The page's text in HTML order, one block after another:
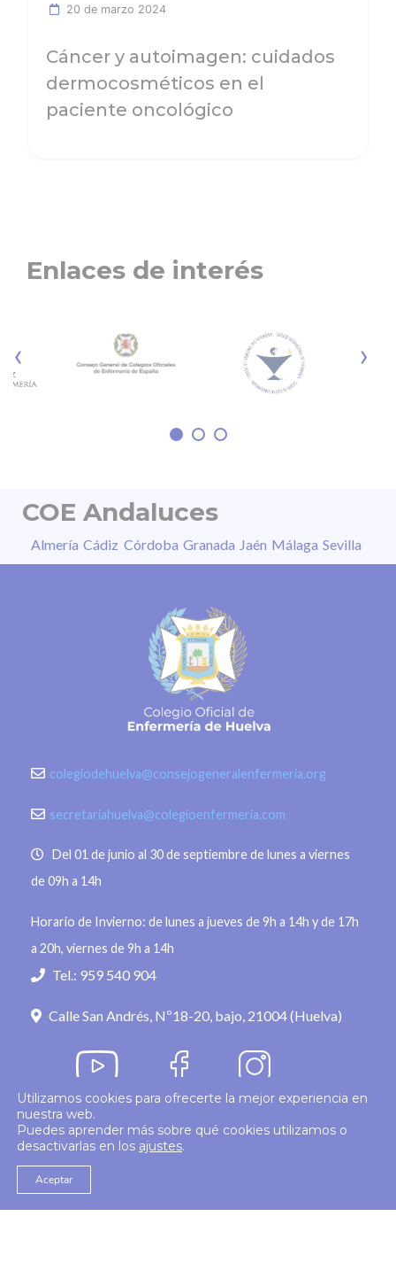
20 de marzo 2024
Cáncer y autoimagen: cuidados
dermocosméticos en el
paciente oncológico
Enlaces de interés
‹ ›
COE Andaluces
Almería Cádiz Córdoba Granada Jaén Málaga Sevilla
colegiodehuelva@consejogeneralenfermeria.org
secretariahuelva@colegioenfermeria.com
Del 01 de junio al 30 de septiembre de lunes a viernes
de 09h a 14h
Horario de Invierno: de lunes a jueves de 9h a 14h y de 17h
a 20h, viernes de 9h a 14h
Tel.: 959 540 904
Calle San Andrés, Nº18-20, bajo, 21004 (Huelva)
© 2026 Colegio Enfermería Huelva
Utilizamos cookies para ofrecerte la mejor experiencia en
nuestra web.
Puedes aprender más sobre qué cookies utilizamos o
desactivarlas en los ajustes.
Aceptar